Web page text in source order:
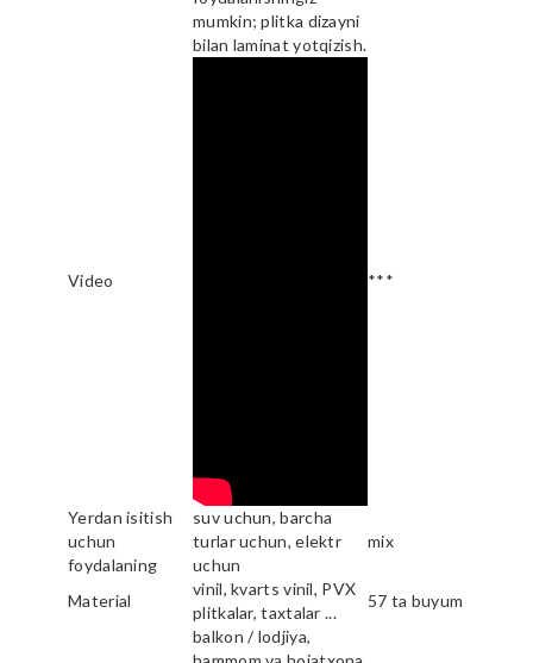
mumkin; plitka dizayni
bilan laminat yotqizish.
Video ***
Yerdan isitish
uchun
foydalaning
suv uchun, barcha
turlar uchun, elektr
uchun
mix
Material
vinil, kvarts vinil, PVX
plitkalar, taxtalar ...
57 ta buyum
balkon / lodjiya,